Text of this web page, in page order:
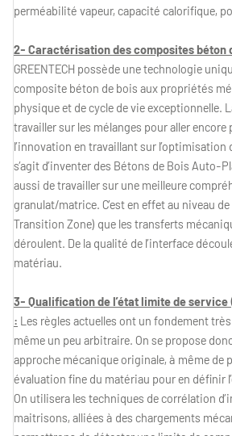
perméabilité vapeur, capacité calorifique,
2- Caractérisation des composites béton
GREENTECH possède une technologie
composite béton de bois aux propriétés
physique et de cycle de vie exceptionnelle.
travailler sur les mélanges pour aller encore
l’innovation en travaillant sur
s’agit d’inventer des Bétons de Bois Auto-
aussi de travailler sur une meilleure
granulat/matrice. C’est en effet au niveau de
Transition Zone) que les transferts
déroulent. De la qualité de l’interface
matériau.
3- Qualification de l’état limite de service
: Les règles actuelles ont un fondement
même un peu arbitraire. On se propose
approche mécanique originale, à même de
évaluation fine du matériau pour en définir
On utilisera les techniques de corrélation
maitrisons, alliées à des chargements